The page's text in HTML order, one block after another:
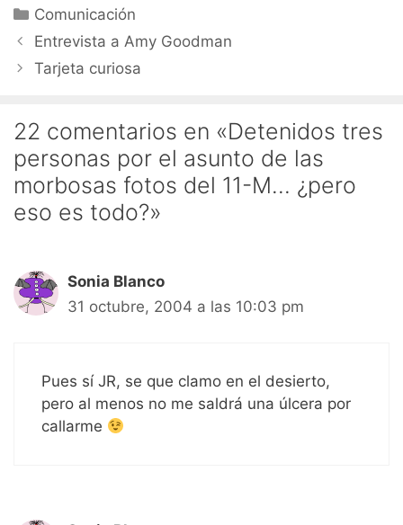
Categorías
Comunicación
Entrevista a Amy Goodman
Tarjeta curiosa
22 comentarios en «Detenidos tres
personas por el asunto de las
morbosas fotos del 11-M… ¿pero
eso es todo?»
Sonia Blanco
31 octubre, 2004 a las 10:03 pm
Pues sí JR, se que clamo en el desierto,
pero al menos no me saldrá una úlcera por
callarme